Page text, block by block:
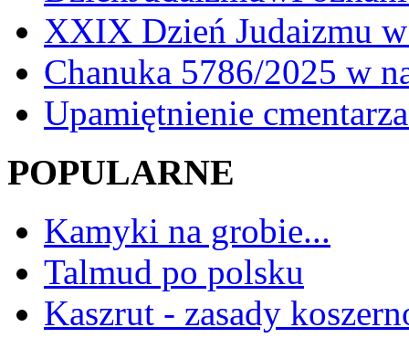
XXIX Dzień Judaizmu
Chanuka 5786/2025 w
Upamiętnienie
POPULARNE
Kamyki na grobie...
Talmud po polsku
Kaszrut - zasady